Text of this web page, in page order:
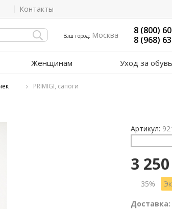
Контакты
Ваш город: Москва
8 (800)
8 (968)
Женщинам Уход за
PRIMIGI, сапоги
Артикул:
3
35%
Доставка: